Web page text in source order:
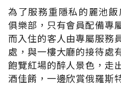
為了服務重隱私的麗池
俱樂部，只有會員配備專
而入住的客人由專屬服務
處，與一樓大廳的接待處
飽覽紅場的醉人景色，走
酒佳餚，一邊欣賞俄羅斯